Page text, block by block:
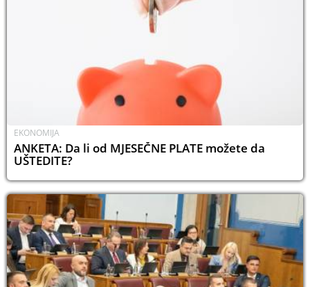
EKONOMIJA
ANKETA: Da li od MJESEČNE PLATE možete da
UŠTEDITE?